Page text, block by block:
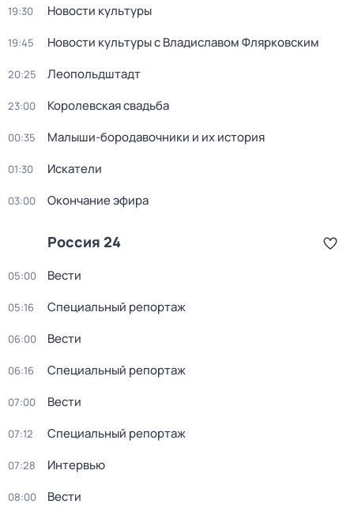
19:30 Новости культуры
19:45 Новости культуры с Владиславом Флярковским
20:25 Леопольдштадт
23:00 Королевская свадьба
00:35 Малыши-бородавочники и их история
01:30 Искатели
03:00 Окончание эфира
Россия 24
05:00 Вести
05:16 Специальный репортаж
06:00 Вести
06:16 Специальный репортаж
07:00 Вести
07:12 Специальный репортаж
07:28 Интервью
08:00 Вести